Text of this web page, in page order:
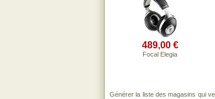
489,00 €
Focal Elegia
Générer la liste des magasins qui